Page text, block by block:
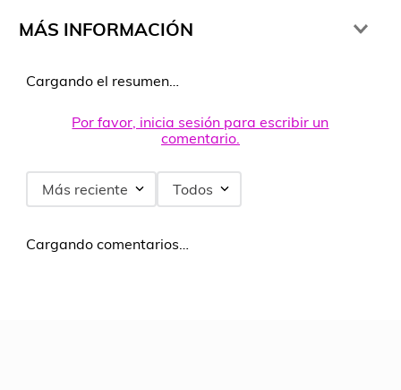
MÁS INFORMACIÓN
Cargando el resumen…
Por favor, inicia sesión para escribir un
comentario.
Más reciente Todos
Cargando comentarios…